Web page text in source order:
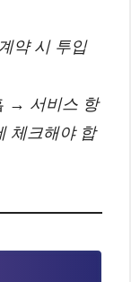
약 시 투입
→ 서비스 항
체크해야 합